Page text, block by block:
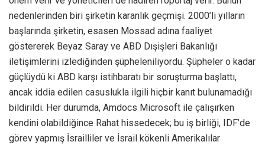
nedenlerinden biri şirketin karanlık geçmişi. 2000’li yılların
başlarında şirketin, esasen Mossad adına faaliyet
göstererek Beyaz Saray ve ABD Dışişleri Bakanlığı
iletişimlerini izlediğinden şüpheleniliyordu. Şüpheler o kadar
güçlüydü ki ABD karşı istihbaratı bir soruşturma başlattı,
ancak iddia edilen casuslukla ilgili hiçbir kanıt bulunamadığı
bildirildi. Her durumda, Amdocs Microsoft ile çalışırken
kendini olabildiğince Rahat hissedecek; bu iş birliği, IDF’de
görev yapmış İsrailliler ve İsrail kökenli Amerikalılar